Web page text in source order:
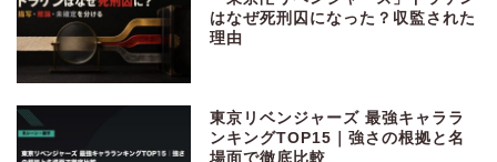
はなぜ死刑囚になった？収監された
理由
東京リベンジャーズ 最強キャララ
ンキングTOP15｜強さの根拠と名
場面で徹底比較